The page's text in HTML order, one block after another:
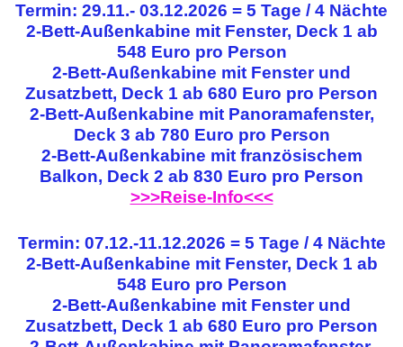
Termin: 29.11.- 03.12.2026 = 5 Tage / 4 Nächte
2-Bett-Außenkabine mit Fenster, Deck 1 ab
548 Euro pro Person
2-Bett-Außenkabine mit Fenster und
Zusatzbett, Deck 1 ab 680 Euro pro Person
2-Bett-Außenkabine mit Panoramafenster,
Deck 3 ab 780 Euro pro Person
2-Bett-Außenkabine mit französischem
Balkon, Deck 2 ab 830 Euro pro Person
>>>Reise-Info<<<
Termin: 07.12.-11.12.2026 = 5 Tage / 4 Nächte
2-Bett-Außenkabine mit Fenster, Deck 1 ab
548 Euro pro Person
2-Bett-Außenkabine mit Fenster und
Zusatzbett, Deck 1 ab 680 Euro pro Person